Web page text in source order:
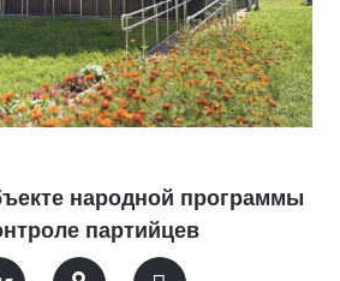
народной программы
партийцев